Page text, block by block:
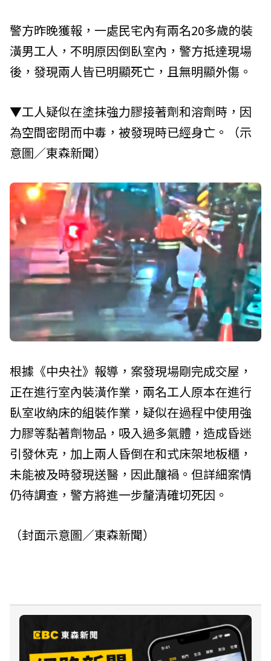
警方昨晚獲報，一處民宅內有兩名20多歲的裝
潢男工人，不明原因倒臥室內，警方抵達現場
後，發現兩人皆已明顯死亡，且無明顯外傷。
▼工人疑似在塗抹強力膠接著劑和溶劑時，因
為空間密閉而中毒，被發現時已經身亡。（示
意圖／東森新聞）
根據《中央社》報導，案發現場剛完成交屋，
正在進行室內裝潢作業，兩名工人原本在進行
臥室收納床的組裝作業，疑似在過程中使用強
力膠等黏著劑物品，吸入過多氣體，造成昏迷
引發休克，加上兩人昏倒在和式床架地板櫃，
未能被及時發現送醫，因此釀禍。但詳細案情
仍待調查，警方將進一步釐清確切死因。
（封面示意圖／東森新聞）